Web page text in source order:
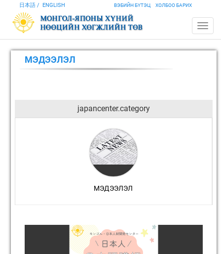
ВЭБИЙН БҮТЭЦ ХОЛБОО БАРИХ
日本語 ENGLISH
МЭДЭЭЛЭЛ
japancenter.category
МЭДЭЭЛЭЛ